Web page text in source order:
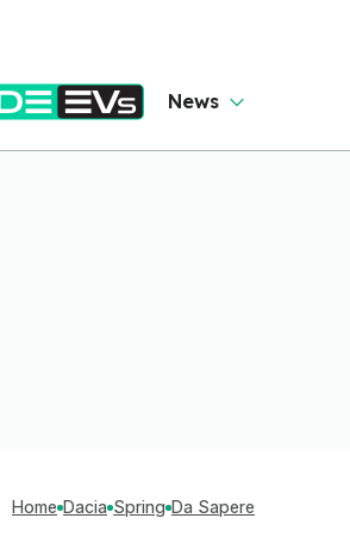
News
Home Dacia Spring Da Sapere